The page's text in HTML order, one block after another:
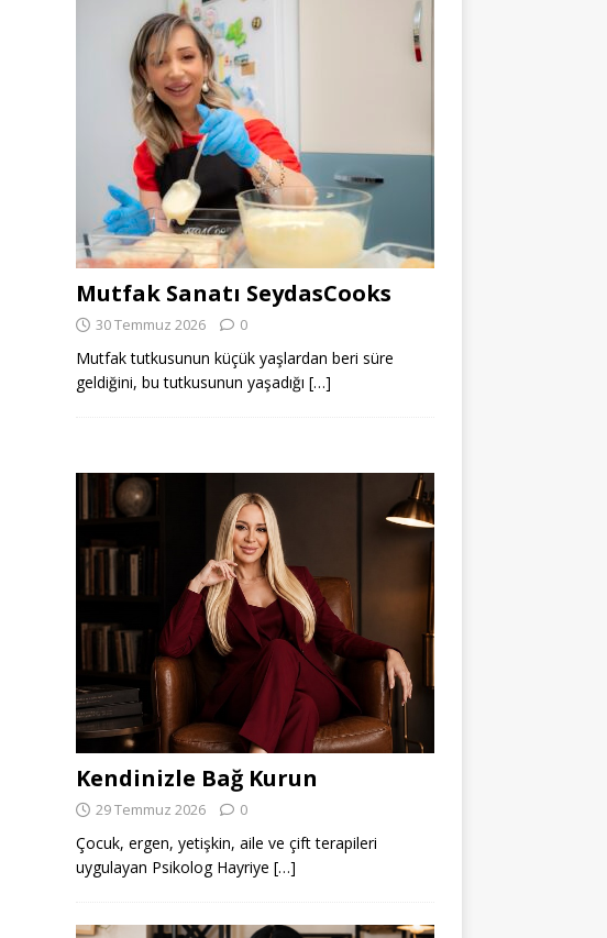
Mutfak Sanatı SeydasCooks
30 Temmuz 2026 0
Mutfak tutkusunun küçük yaşlardan beri süre
geldiğini, bu tutkusunun yaşadığı […]
Kendinizle Bağ Kurun
29 Temmuz 2026 0
Çocuk, ergen, yetişkin, aile ve çift terapileri
uygulayan Psikolog Hayriye […]